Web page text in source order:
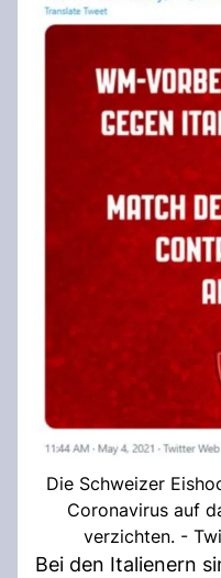
Die Schweizer
Coronavirus auf
verzichten. -
Bei den Italienern